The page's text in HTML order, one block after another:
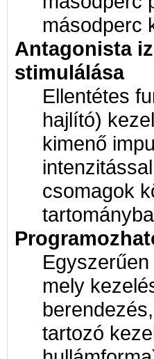
másodperc
Antagonista
stimulálása
Ellentétes
hajlító)
kimenő
csomagok
mely
tartozó